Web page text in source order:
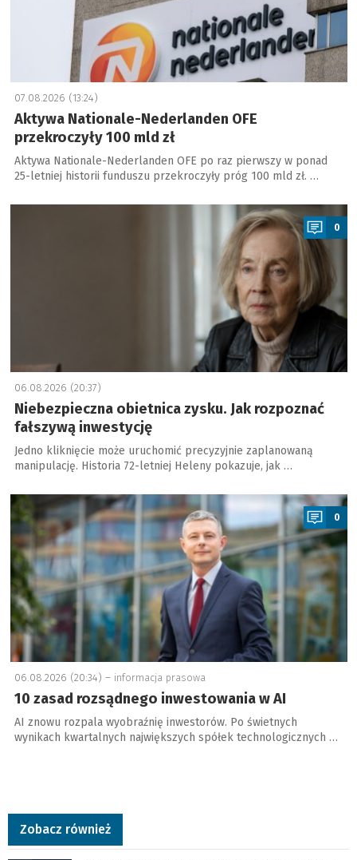
07.08.2026 (13:24)
Aktywa Nationale-Nederlanden OFE
przekroczyły 100 mld zł
Aktywa Nationale-Nederlanden OFE po raz pierwszy w ponad
25-letniej historii funduszu przekroczyły próg 100 mld zł. …
a
0
06.08.2026 (20:37)
Niebezpieczna obietnica zysku. Jak rozpoznać
fałszywą inwestycję
Jedno kliknięcie może uruchomić precyzyjnie zaplanowaną
manipulację. Historia 72-letniej Heleny pokazuje, jak …
a
0
06.08.2026 (20:34) – informacja prasowa
10 zasad rozsądnego inwestowania w AI
AI znowu rozpala wyobraźnię inwestorów. Po świetnych
wynikach kwartalnych największych spółek technologicznych …
Zobacz również